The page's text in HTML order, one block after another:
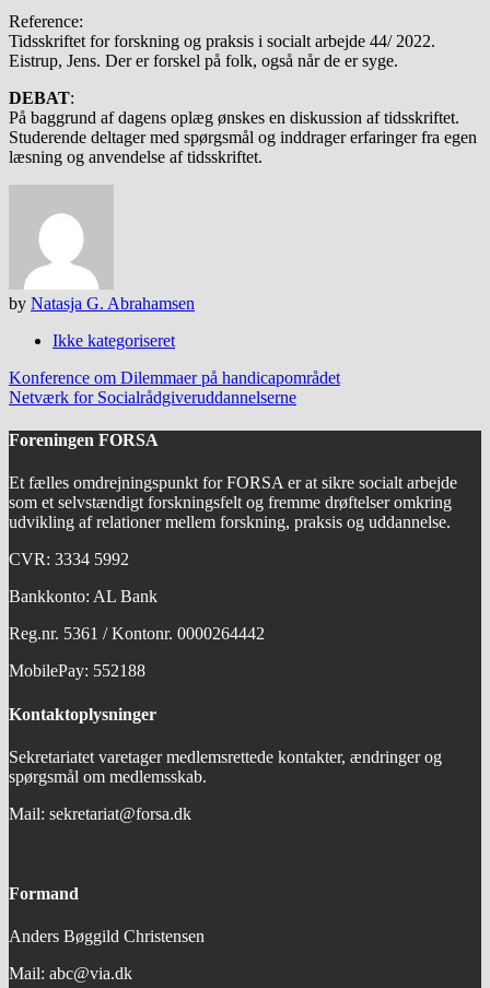
Reference:
Tidsskriftet for forskning og praksis i socialt arbejde 44/ 2022.
Eistrup, Jens. Der er forskel på folk, også når de er syge.
DEBAT:
På baggrund af dagens oplæg ønskes en diskussion af tidsskriftet.
Studerende deltager med spørgsmål og inddrager erfaringer fra egen
læsning og anvendelse af tidsskriftet.
by Natasja G. Abrahamsen
Ikke kategoriseret
Post
navigation
Konference om Dilemmaer på handicapområdet
Netværk for Socialrådgiveruddannelserne
Foreningen FORSA
Et fælles omdrejningspunkt for FORSA er at sikre socialt arbejde
som et selvstændigt forskningsfelt og fremme drøftelser omkring
udvikling af relationer mellem forskning, praksis og uddannelse.
CVR: 3334 5992
Bankkonto: AL Bank
Reg.nr. 5361 / Kontonr. 0000264442
MobilePay: 552188
Kontaktoplysninger
Sekretariatet varetager medlemsrettede kontakter, ændringer og
spørgsmål om medlemsskab.
Mail: sekretariat@forsa.dk
Formand
Anders Bøggild Christensen
Mail: abc@via.dk